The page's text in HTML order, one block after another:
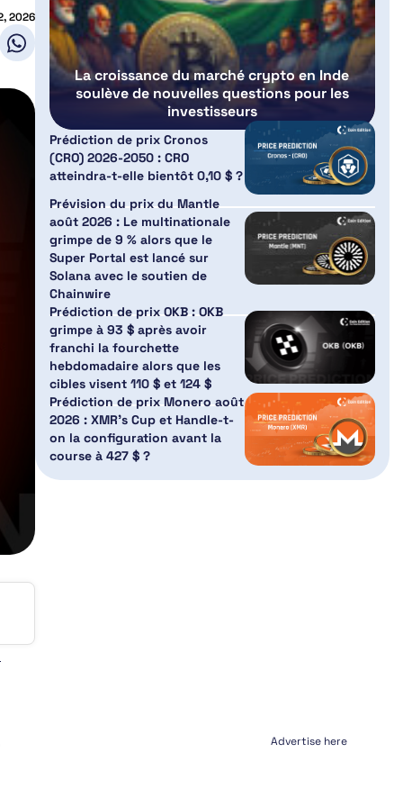
2026
La croissance du marché crypto en Inde
soulève de nouvelles questions pour les
investisseurs
Prédiction de prix Cronos
(CRO) 2026-2050 : CRO
atteindra-t-elle bientôt 0,10 $ ?
Prévision du prix du Mantle
août 2026 : Le multinationale
grimpe de 9 % alors que le
Super Portal est lancé sur
Solana avec le soutien de
Chainwire
Prédiction de prix OKB : OKB
grimpe à 93 $ après avoir
franchi la fourchette
hebdomadaire alors que les
cibles visent 110 $ et 124 $
Prédiction de prix Monero août
2026 : XMR’s Cup et Handle-t-
on la configuration avant la
course à 427 $ ?
Advertise here